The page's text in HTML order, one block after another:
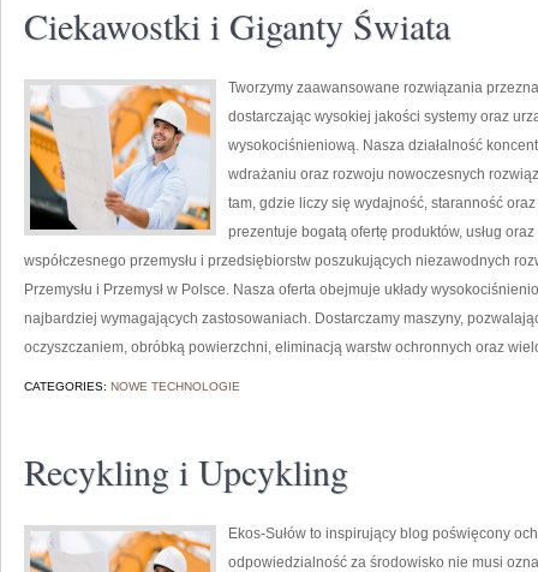
Ciekawostki i Giganty Świata
Tworzymy zaawansowane rozwiązania
dostarczając wysokiej jakości systemy oraz
wysokociśnieniową. Nasza działalność
wdrażaniu oraz rozwoju nowoczesnych
tam, gdzie liczy się wydajność, staranność
prezentuje bogatą ofertę produktów, usług
współczesnego przemysłu i przedsiębiorstw poszukujących niezawodnych
Przemysłu i Przemysł w Polsce. Nasza oferta obejmuje układy
najbardziej wymagających zastosowaniach. Dostarczamy maszyny,
oczyszczaniem, obróbką powierzchni, eliminacją warstw ochronnych oraz
CATEGORIES: NOWE TECHNOLOGIE
Recykling i Upcykling
Ekos-Sułów to inspirujący blog poświęcony
odpowiedzialność za środowisko nie musi